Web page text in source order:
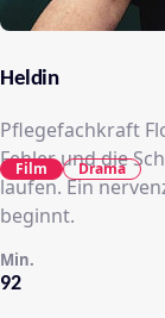
Heldin
Pflegefachkraft
Fehler und die
laufen. Ein
beginnt.
92
Min.
Film Drama